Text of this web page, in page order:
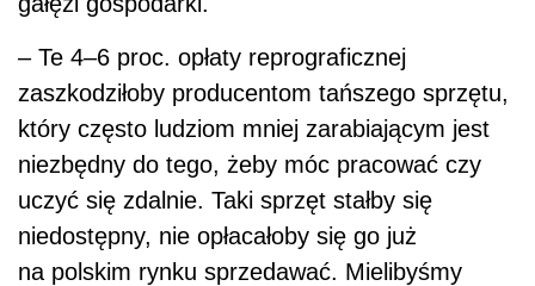
rynku został wyłącznie wysoki,
właśnie dlatego, że wysoka opłata
reprograficzna zmieniła kształt tamtejszego
rynku. My nie jesteśmy społeczeństwem tak
bogatym jak Niemcy czy Francuzi, natomiast
pod względem wielkości przewidywanej opłaty
bylibyśmy dokładnie na trzecim miejscu
w Europie i na trzecim miejscu w ogóle na